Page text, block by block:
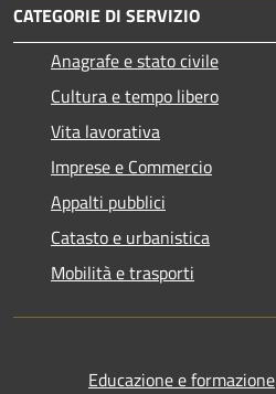
CATEGORIE DI SERVIZIO
Anagrafe e stato civile
Cultura e tempo libero
Vita lavorativa
Imprese e Commercio
Appalti pubblici
Catasto e urbanistica
Mobilità e trasporti
Educazione e formazione